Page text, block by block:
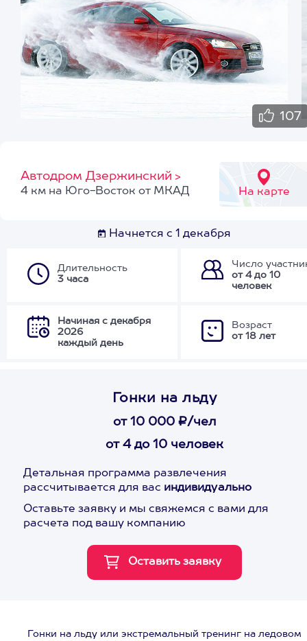
107
Автодром Дзержинский >
На карте
4 км на Юго-Восток от МКАД
Начнется с 1 декабря
Длительность
3 часа
Число
от 4 до 10
человек
Начиная с декабря
2026
каждый день
Возраст
от 18 лет
Гонки на льду
от 10 000 ₽/чел
от 4 до 10 человек
Детальная программа развлечения
рассчитывается для вас индивидуально
Оставьте заявку и мы свяжемся с вами для
расчета под вашу компанию
Гонки на льду или экстремальный тренинг на ледовом